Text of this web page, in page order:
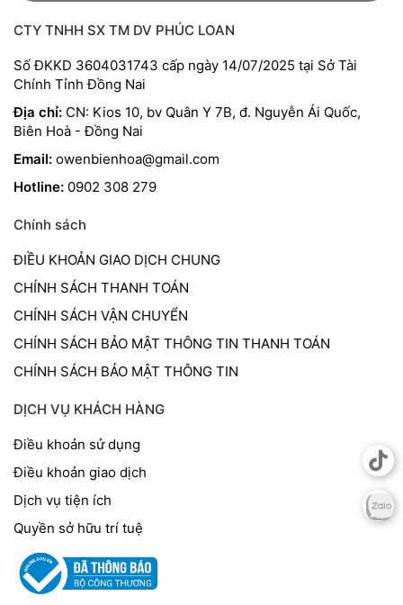
CTY TNHH SX TM DV PHÚC LOAN
Số ĐKKD 3604031743 cấp ngày 14/07/2025 tại Sở Tài
Chính Tỉnh Đồng Nai
Địa chỉ: CN: Kios 10, bv Quân Y 7B, đ. Nguyễn Ái Quốc,
Biên Hoà - Đồng Nai
Email: owenbienhoa@gmail.com
Hotline: 0902 308 279
Chính sách
ĐIỀU KHOẢN GIAO DỊCH CHUNG
CHÍNH SÁCH THANH TOÁN
CHÍNH SÁCH VẬN CHUYỂN
CHÍNH SÁCH BẢO MẬT THÔNG TIN THANH TOÁN
CHÍNH SÁCH BẢO MẬT THÔNG TIN
DỊCH VỤ KHÁCH HÀNG
Điều khoản sử dụng
Điều khoản giao dịch
Dịch vụ tiện ích
Quyền sở hữu trí tuệ